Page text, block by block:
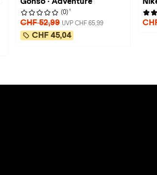
(0) 1
CHF 52,99 UVP CHF 65,99
CHF 45,04